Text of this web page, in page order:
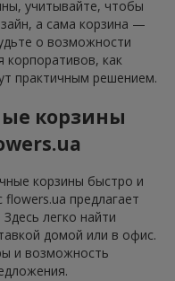
учитывайте, чтобы
а сама корзина —
о возможности
корпоративов, как
практичным решением.
корзины
корзины быстро и
предлагает
легко найти
домой или в офис.
и возможность